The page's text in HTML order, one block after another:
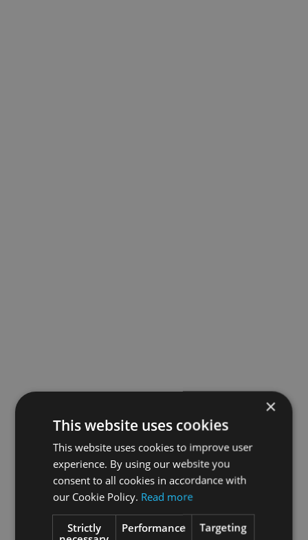
×
This website uses cookies
This website uses cookies to improve user
experience. By using our website you
consent to all cookies in accordance with
our Cookie Policy. Read more
Strictly
Performance Targeting